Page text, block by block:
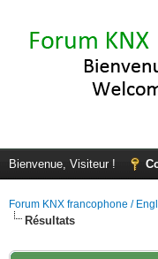
Bienvenue, Visiteur !
Forum KNX francophone /
Résultats